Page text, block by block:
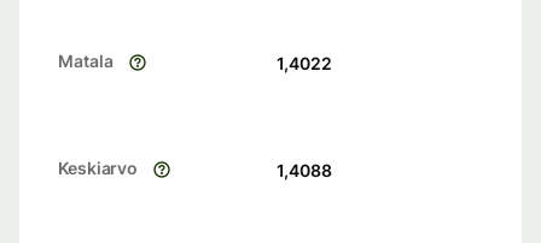
Matala 1,4022
Keskiarvo 1,4088